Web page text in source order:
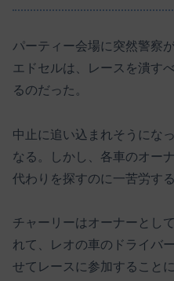
パーティー会場に突然警察
エドセルは、レースを潰す
るのだった。
中止に追い込まれそうにな
なる。しかし、各車のオー
代わりを探すのに一苦労す
チャーリーはオーナーとし
れて、レオの車のドライバ
せてレースに参加することに